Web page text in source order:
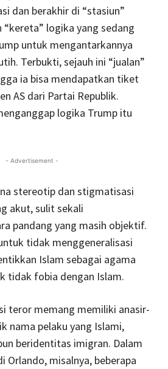
dan berakhir di “stasiun”
“kereta” logika yang sedang
untuk mengantarkannya
Terbukti, sejauh ini “jualan”
ia bisa mendapatkan tiket
AS dari Partai Republik.
logika Trump itu
- Advertisement -
stereotip dan stigmatisasi
akut, sulit sekali
pandang yang masih objektif.
tidak menggeneralisasi
Islam sebagai agama
tidak fobia dengan Islam.
teror memang memiliki anasir-
nama pelaku yang Islami,
beridentitas imigran. Dalam
Orlando, misalnya, beberapa